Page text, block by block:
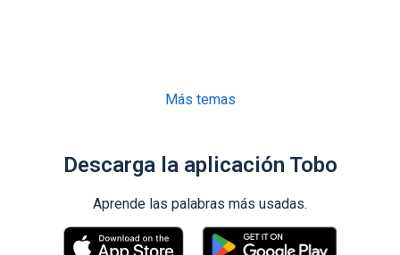
Más temas
Descarga la aplicación Tobo
Aprende las palabras más usadas.